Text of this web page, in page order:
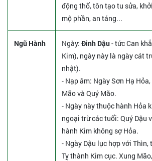
động thổ, tôn tạo tu sửa,
mộ phần, an táng...
Ngũ Hành Ngày: Đinh Dậu- tức Can
Kim), ngày này là ngày cát
nhật).
- Nạp âm: Ngày Sơn Hạ
Mão và Quý Mão.
- Ngày này thuộc hành Hỏa
ngoại trừ các tuổi: Quý Dậu
hành Kim không sợ Hỏa.
- Ngày Dậu lục hợp với Thìn,
Tỵ thành Kim cục. Xung